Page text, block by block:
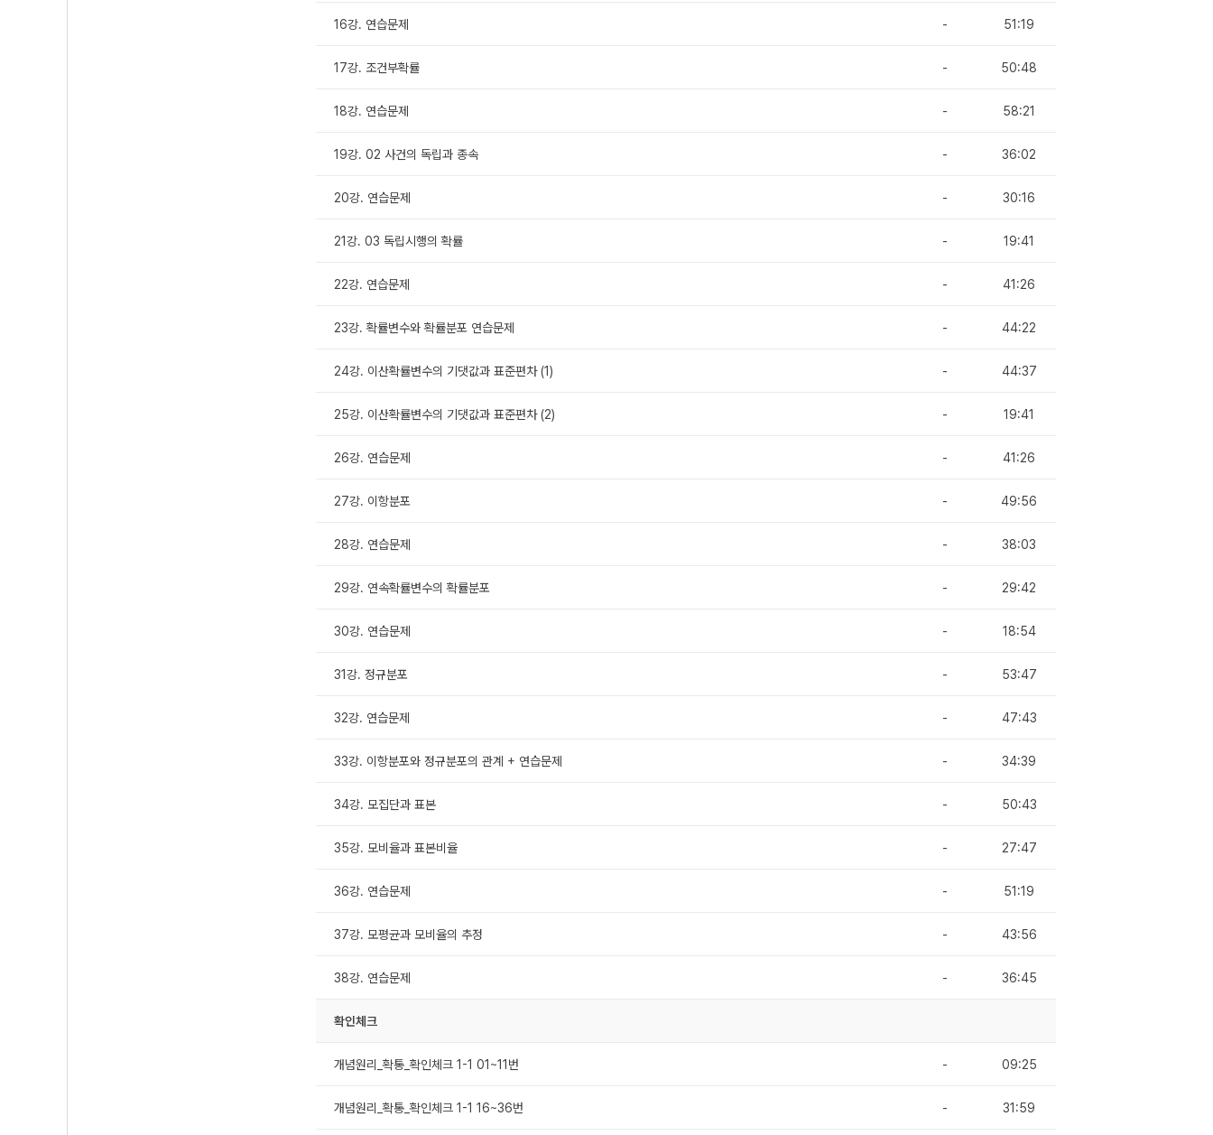
16강. 연습문제 - 51:19
17강. 조건부확률 - 50:48
18강. 연습문제 - 58:21
19강. 02 사건의 독립과 종속 - 36:02
20강. 연습문제 - 30:16
21강. 03 독립시행의 확률 - 19:41
22강. 연습문제 - 41:26
23강. 확률변수와 확률분포 연습문제 - 44:22
24강. 이산확률변수의 기댓값과 표준편차 (1) - 44:37
25강. 이산확률변수의 기댓값과 표준편차 (2) - 19:41
26강. 연습문제 - 41:26
27강. 이항분포 - 49:56
28강. 연습문제 - 38:03
29강. 연속확률변수의 확률분포 - 29:42
30강. 연습문제 - 18:54
31강. 정규분포 - 53:47
32강. 연습문제 - 47:43
33강. 이항분포와 정규분포의 관계 + 연습문제 - 34:39
34강. 모집단과 표본 - 50:43
35강. 모비율과 표본비율 - 27:47
36강. 연습문제 - 51:19
37강. 모평균과 모비율의 추정 - 43:56
38강. 연습문제 - 36:45
확인체크
개념원리_확통_확인체크 1-1 01~11번 - 09:25
개념원리_확통_확인체크 1-1 16~36번 - 31:59